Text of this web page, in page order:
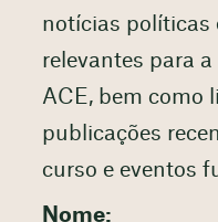
notícias políticas
relevantes para
ACE, bem como
publicações
curso e eventos